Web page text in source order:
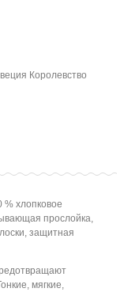
Королевство
хлопковое
прослойка,
защитная
мягкие,